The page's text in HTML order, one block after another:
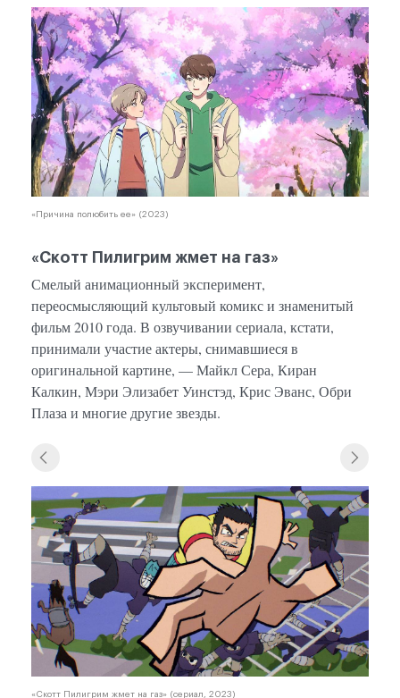
«Причина полюбить ее» (2023)
«Скотт Пилигрим жмет на газ»
Смелый анимационный эксперимент,
переосмысляющий культовый комикс и знаменитый
фильм 2010 года. В озвучивании сериала, кстати,
принимали участие актеры, снимавшиеся в
оригинальной картине, — Майкл Сера, Киран
Калкин, Мэри Элизабет Уинстэд, Крис Эванс, Обри
Плаза и многие другие звезды.
«Скотт Пилигрим жмет на газ» (сериал, 2023)